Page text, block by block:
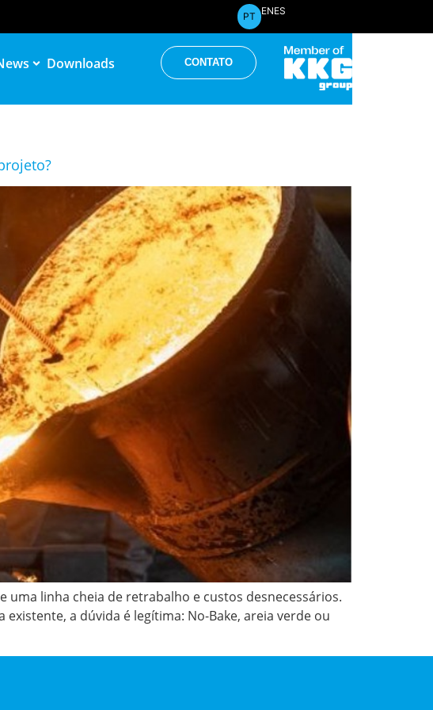
PT ENES
Downloads CONTATO
linha cheia de retrabalho e custos desnecessários.
a dúvida é legítima: No-Bake, areia verde ou